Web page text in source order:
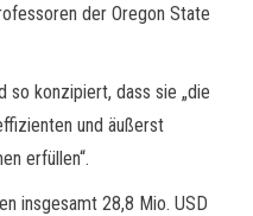
der Oregon State
so konzipiert, dass sie „die
und äußerst
erfüllen“.
insgesamt 28,8 Mio. USD